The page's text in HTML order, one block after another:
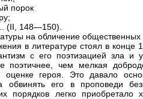
порок
(II, 148—150).
на обличение
в литературе стоял в
с его поэтизацией зла и
поэтичнее, чем мелкая
героя. Это давало
обвинять его в проповеди
порядков легко приобретало